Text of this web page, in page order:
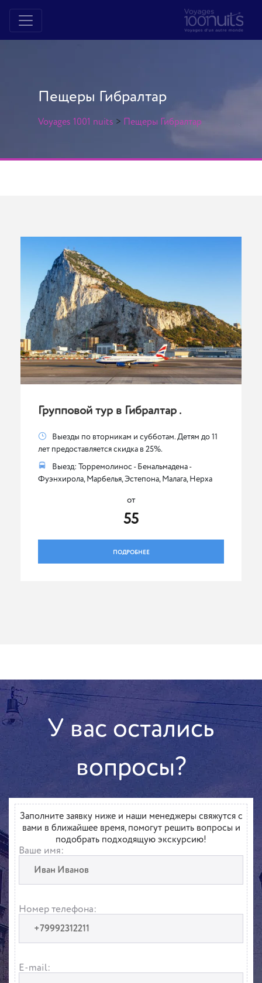
Пещеры Гибралтар
Voyages 1001 nuits > Пещеры Гибралтар
Групповой тур в Гибралтар .
Выезды по вторникам и субботам. Детям до 11
лет предоставляется скидка в 25%.
Выезд: Торремолинос - Бенальмадена -
Фуэнхирола, Марбелья, Эстепона, Малага, Нерха
от
55
ПОДРОБНЕЕ
У вас остались
вопросы?
Заполните заявку ниже и наши менеджеры свяжутся с
вами в ближайшее время, помогут решить вопросы и
подобрать подходящую экскурсию!
Ваше имя:
Номер телефона:
E-mail: